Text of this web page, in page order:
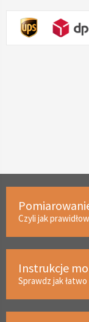
Czyli jak
Instrukcje
Sprawdz jak